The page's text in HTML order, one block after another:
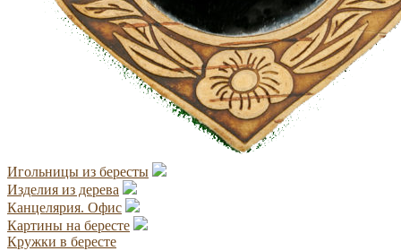
Игольницы из бересты
Изделия из дерева
Канцелярия. Офис
Картины на бересте
Кружки в бересте